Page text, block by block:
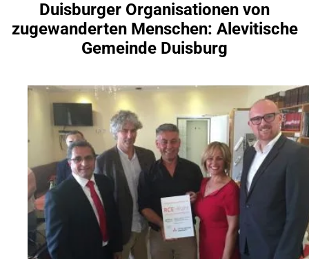
Inhalt anspringen
Duisburger Organisationen von
zugewanderten Menschen: Alevitische
Gemeinde Duisburg